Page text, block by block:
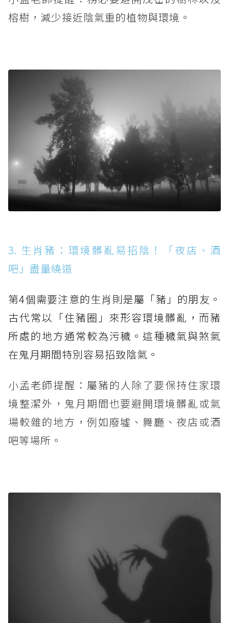
榕樹，減少接近陰氣重的植物與環境。
3. 生肖豬：環境髒亂易招陰！「夜店、酒
吧」盡量繞道
第4個需要注意的生肖則是屬「豬」的朋友。
古代常以「住豬圈」來形容環境髒亂，而豬
所處的地方通常較為污穢。這種穢氣與煞氣
在鬼月期間特別容易招致陰氣。
小孟老師提醒：屬豬的人除了要保持住家環
境整潔外，鬼月期間也要避開環境髒亂或氣
場較雜的地方，例如廢墟、舞廳、夜店或酒
吧等場所。